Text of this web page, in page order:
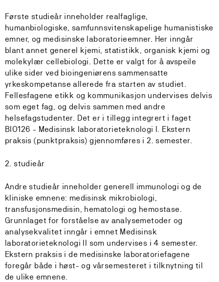
Første studieår inneholder realfaglige,
humanbiologiske, samfunnsvitenskapelige humanistiske
emner, og medisinske laboratorieemner. Her inngår
blant annet generel kjemi, statistikk, organisk kjemi og
molekylær cellebiologi. Dette er valgt for å avspeile
ulike sider ved bioingeniørens sammensatte
yrkeskompetanse allerede fra starten av studiet.
Fellesfagene etikk og kommunikasjon undervises delvis
som eget fag, og delvis sammen med andre
helsefagstudenter. Det er i tillegg integrert i faget
BIO126 - Medisinsk laboratorieteknologi I. Ekstern
praksis (punktpraksis) gjennomføres i 2. semester.
2. studieår
Andre studieår inneholder generell immunologi og de
kliniske emnene: medisinsk mikrobiologi,
transfusjonsmedisin, hematologi og hemostase.
Grunnlaget for forståelse av analysemetoder og
analysekvalitet inngår i emnet Medisinsk
laboratorieteknologi II som undervises i 4 semester.
Ekstern praksis i de medisinske laboratoriefagene
foregår både i høst- og vårsemesteret i tilknytning til
de ulike emnene.